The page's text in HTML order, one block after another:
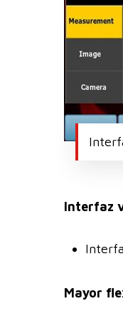
Interfaz
Mayor